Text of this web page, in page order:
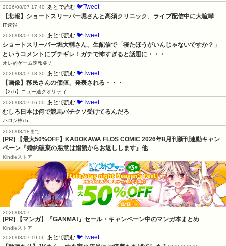
2026/08/07 17:40
あとで読む 🐦Tweet
【悲報】ショートスリーパー堀さんと高須クリニック、ライブ配信中に大喧嘩
IT速報
2026/08/07 18:30
あとで読む 🐦Tweet
ショートスリーパー堀大輔さん、生配信で「寝たほうがいんじゃないですか？」
というコメントにブチギレ！ガチで怖すぎると話題に・・・
オレ的ゲーム速報＠刃
2026/08/07 18:30
あとで読む 🐦Tweet
【画像】移民さんの価値、発表される・・・
【2ch】ニュー速クオリティ
2026/08/07 16:00
あとで読む 🐦Tweet
むしろ日本は何で競馬バチクソ受けてるんだろ
ハロン棒ch
2026/08/18まで
[PR] 【最大50%OFF】KADOKAWA FLOS COMIC 2026年8月刊新刊連動キャン
ペーン『婚約破棄の悪意は娼館からお返しします』他
Kindleストア
2026/08/07
[PR] 【マンガ】『GANMA!』セール・キャンペーン中のマンガ本まとめ
Kindleストア
2026/08/07 19:06
あとで読む 🐦Tweet